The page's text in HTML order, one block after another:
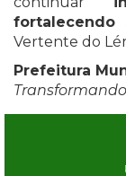
Vertente do
Prefeitura